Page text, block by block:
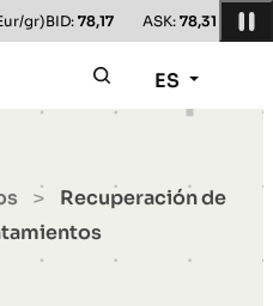
gr)BID: 78,17 ASK: 78,31
ES
>
Recuperación de